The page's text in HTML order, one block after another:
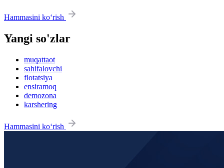
Hammasini ko‘rish
Yangi so'zlar
muqattaot
sahifalovchi
flotatsiya
ensiramoq
demozona
karshering
Hammasini ko‘rish